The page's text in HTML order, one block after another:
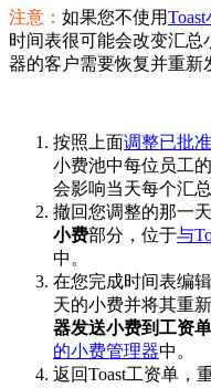
注意： 如果您不使用
时间表很可能会改变汇总
器的客户需要恢复并重新
按照上面调整已批
小费池中每位员工
会影响当天每个汇
撤回您调整的那一
小费部分，位于与
中。
在您完成时间表编
天的小费并将其重
器发送小费到工资单
的小费管理器中。
返回Toast工资单，